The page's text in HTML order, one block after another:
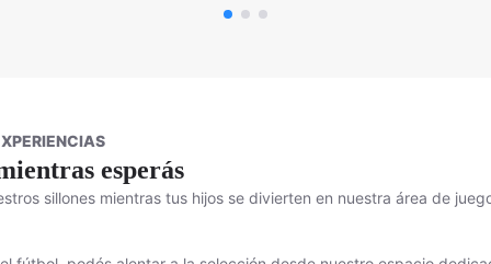
esperás
sillones mientras tus hijos se divierten en nuestra área de